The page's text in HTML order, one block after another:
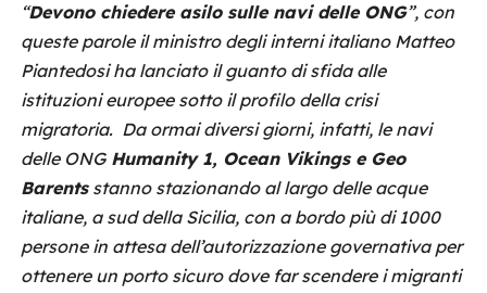
“Devono chiedere asilo sulle navi delle ONG”, con
queste parole il ministro degli interni italiano Matteo
Piantedosi ha lanciato il guanto di sfida alle
istituzioni europee sotto il profilo della crisi
migratoria. Da ormai diversi giorni, infatti, le navi
delle ONGHumanity 1, Ocean Vikings e Geo
Barentsstanno stazionando al largo delle acque
italiane, a sud della Sicilia, con a bordo più di 1000
persone in attesa dell’autorizzazione governativa per
ottenere un porto sicuro dove far scendere i migranti